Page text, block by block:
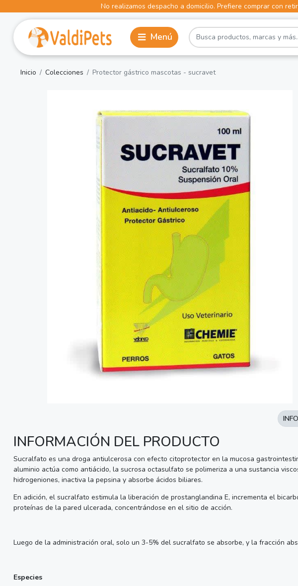
No realizamos despacho a domicilio. Prefiere comprar con
Inicio Colecciones Protector gástrico mascotas - sucravet
INFORMACIÓN DEL PRODUCTO
Sucralfato es una droga antiulcerosa con efecto citoprotector en la mucosa
aluminio actúa como antiácido, la sucrosa octasulfato se polimeriza a una sustancia
hidrogeniones, inactiva la pepsina y absorbe ácidos biliares.
En adición, el sucralfato estimula la liberación de prostanglandina E, incrementa el
proteínas de la pared ulcerada, concentrándose en el sitio de acción.
Luego de la administración oral, solo un 3-5% del sucralfato se absorbe, y la fracción
Especies